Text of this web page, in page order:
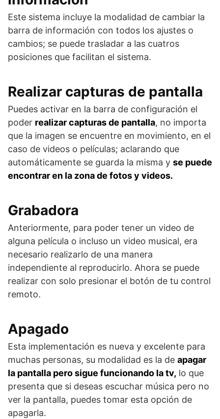
Este sistema incluye la modalidad de cambiar la
barra de información con todos los ajustes o
cambios; se puede trasladar a las cuatros
posiciones que facilitan el sistema.
Realizar capturas de pantalla
Puedes activar en la barra de configuración el
poder realizar capturas de pantalla, no importa
que la imagen se encuentre en movimiento, en el
caso de videos o películas; aclarando que
automáticamente se guarda la misma y se puede
encontrar en la zona de fotos y videos.
Grabadora
Anteriormente, para poder tener un video de
alguna película o incluso un video musical, era
necesario realizarlo de una manera
independiente al reproducirlo. Ahora se puede
realizar con solo presionar el botón de tu control
remoto.
Apagado
Esta implementación es nueva y excelente para
muchas personas, su modalidad es la de apagar
la pantalla pero sigue funcionando la tv, lo que
presenta que si deseas escuchar música pero no
ver la pantalla, puedes tomar esta opción de
apagarla.